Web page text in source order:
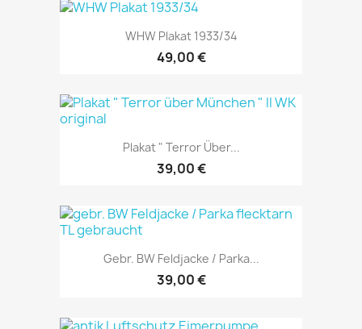
WHW Plakat 1933/34
49,00 €
Plakat " Terror Über...
39,00 €
Gebr. BW Feldjacke / Parka...
39,00 €